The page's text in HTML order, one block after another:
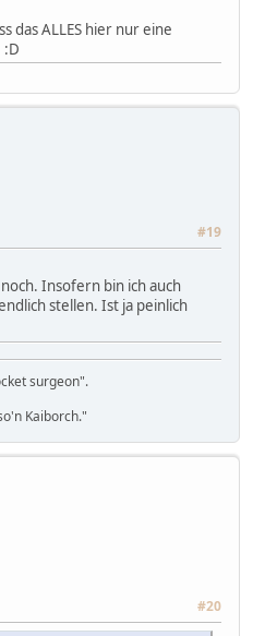
das ALLES hier nur eine
:D
#19
Insofern bin ich auch
stellen. Ist ja peinlich
surgeon".
Kaiborch."
#20